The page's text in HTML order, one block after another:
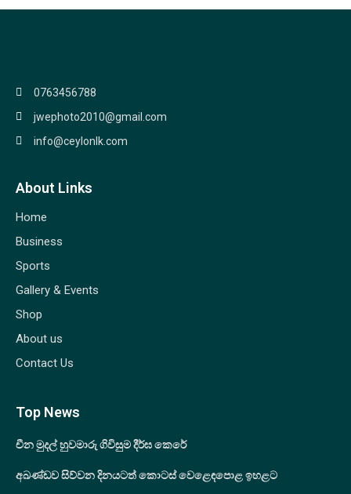
0763456788
jwephoto2010@gmail.com
info@ceylonlk.com
About Links
Home
Business
Sports
Gallery & Events
Shop
About us
Contact Us
Top News
චීන මුදල් හුවමාරු ගිවිසුම දීර්ඝ කෙරේ
අඛණ්ඩව සිව්වන දිනයටත් කොටස් වෙළෙඳපොළ ඉහළට